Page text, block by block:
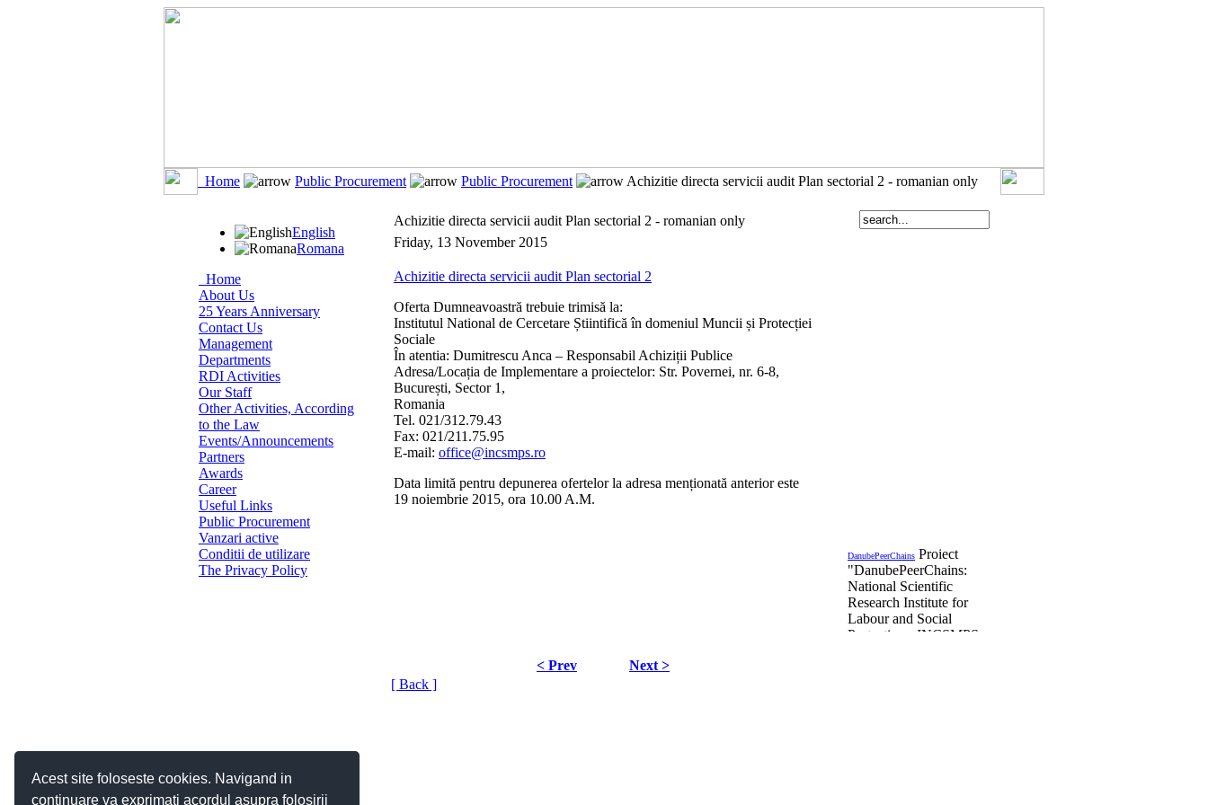
Acest site foloseste cookies. Navigand in
continuare va exprimati acordul asupra folosirii
Home Public Procurement Public Procurement Achizitie directa servicii audit Plan sectorial 2 - romanian only
English
Romana
Home
About Us
25 Years Anniversary
Contact Us
Management
Departments
RDI Activities
Our Staff
Other Activities, According
to the Law
Events/Announcements
Partners
Awards
Career
Useful Links
Public Procurement
Vanzari active
Conditii de utilizare
The Privacy Policy
Achizitie directa servicii audit Plan sectorial 2 - romanian only
Friday, 13 November 2015
Achizitie directa servicii audit Plan sectorial 2
Oferta Dumneavoastră trebuie trimisă la:
Institutul National de Cercetare Știintifică în domeniul Muncii și Protecției
Sociale
În atentia: Dumitrescu Anca – Responsabil Achiziții Publice
Adresa/Locația de Implementare a proiectelor: Str. Povernei, nr. 6-8,
București, Sector 1,
Romania
Tel. 021/312.79.43
Fax: 021/211.75.95
E-mail: office@incsmps.ro
Data limită pentru depunerea ofertelor la adresa menționată anterior este
19 noiembrie 2015, ora 10.00 A.M.
< Prev
Next >
[ Back ]
Proiect
"DanubePeerChains:
National Scientific
Research Institute for
Labour and Social
Protection - INCSMPS,